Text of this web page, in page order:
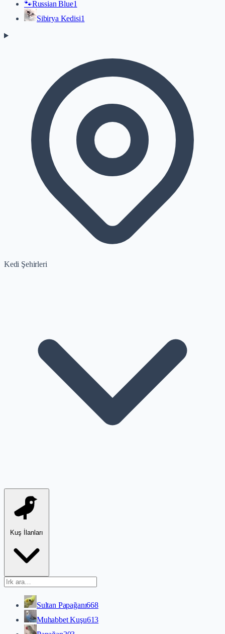
🐾Russian Blue1
Sibirya Kedisi1
Kedi Şehirleri
Kuş İlanları
Sultan Papağanı668
Muhabbet Kuşu613